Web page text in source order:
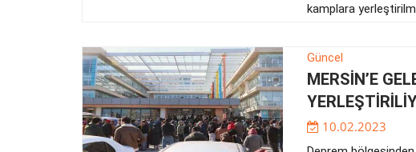
kamplara
Güncel
MERSİN’E
10.02.2023